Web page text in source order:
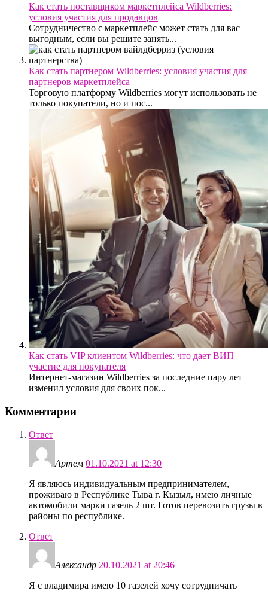
Как стать поставщиком маркетплейса Wildberries:
условия участия для продавцов
Сотрудничество с маркетплейс может стать для вас
выгодным, если вы решите занять...
Как стать партнером Wildberries: условия участия для
партнеров маркетплейса
Торговую платформу Wildberries могут использовать не
только покупатели, но и пос...
Как стать VIP клиентом Wildberries: что дает ВИП
участие для покупателя
Интернет-магазин Wildberries за последние пару лет
изменил условия для своих пок...
Комментарии
Ответ
Артем 01.10.2021 at 12:30
Я являюсь индивидуальным предпринимателем,
проживаю в Республике Тыва г. Кызыл, имею личные
автомобили марки газель 2 шт. Готов перевозить грузы в
районы по республике.
Ответ
Александр 20.10.2021 at 20:46
Я с владимира имею 10 газелей хочу сотрудничать